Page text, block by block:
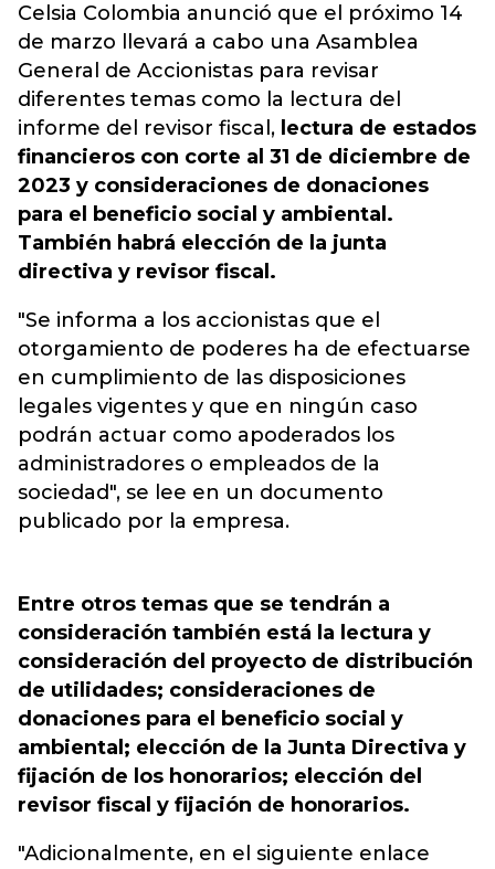
Celsia Colombia anunció que el próximo 14
de marzo llevará a cabo una Asamblea
General de Accionistas para revisar
diferentes temas como la lectura del
informe del revisor fiscal, lectura de estados
financieros con corte al 31 de diciembre de
2023 y consideraciones de donaciones
para el beneficio social y ambiental.
También habrá elección de la junta
directiva y revisor fiscal.
"Se informa a los accionistas que el
otorgamiento de poderes ha de efectuarse
en cumplimiento de las disposiciones
legales vigentes y que en ningún caso
podrán actuar como apoderados los
administradores o empleados de la
sociedad", se lee en un documento
publicado por la empresa.
Entre otros temas que se tendrán a
consideración también está la lectura y
consideración del proyecto de distribución
de utilidades; consideraciones de
donaciones para el beneficio social y
ambiental; elección de la Junta Directiva y
fijación de los honorarios; elección del
revisor fiscal y fijación de honorarios.
"Adicionalmente, en el siguiente enlace